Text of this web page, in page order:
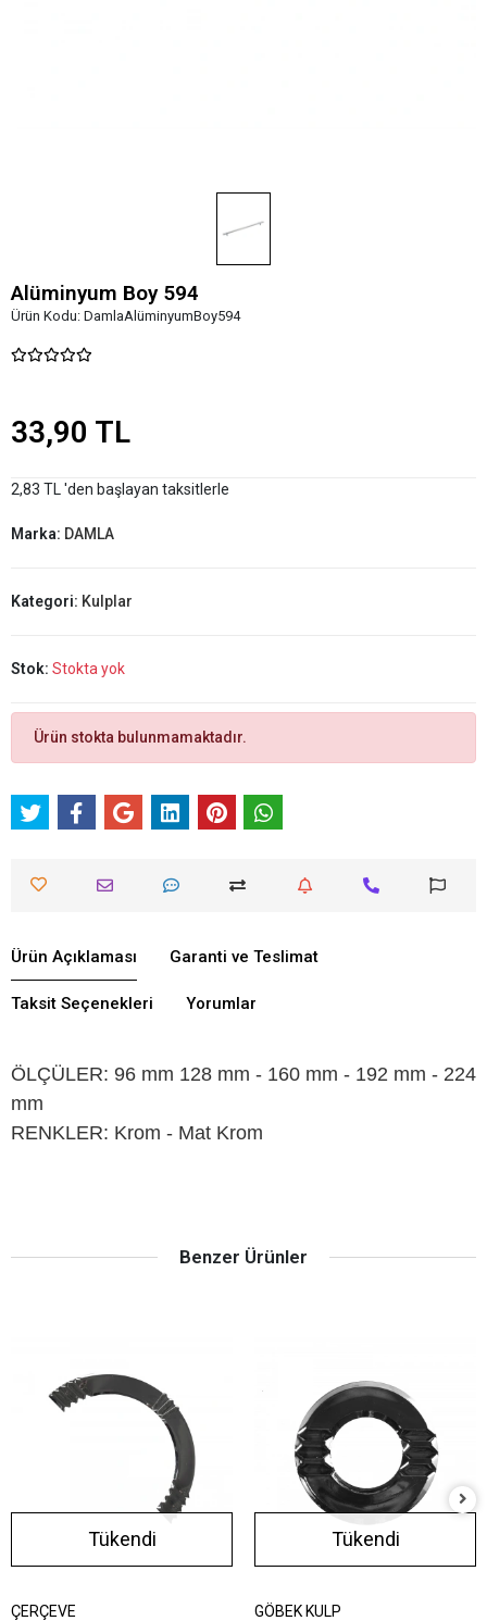
Alüminyum Boy 594
Ürün Kodu: DamlaAlüminyumBoy594
33,90 TL
2,83 TL 'den başlayan taksitlerle
Marka: DAMLA
Kategori: Kulplar
Stok: Stokta yok
Ürün stokta bulunmamaktadır.
Ürün Açıklaması Garanti ve Teslimat
Taksit Seçenekleri Yorumlar
ÖLÇÜLER: 96 mm 128 mm - 160 mm - 192 mm - 224
mm
RENKLER: Krom - Mat Krom
Benzer Ürünler
Tükendi
ÇERÇEVE
Tükendi
GÖBEK KULP